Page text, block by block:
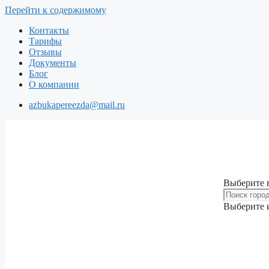
Перейти к содержимому
Контакты
Тарифы
Отзывы
Документы
Блог
О компании
azbukapereezda@mail.ru
Выберите
Выберите